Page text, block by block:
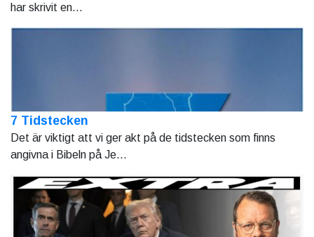
har skrivit en...
7 Tidstecken
Det är viktigt att vi ger akt på de tidstecken som finns
angivna i Bibeln på Je...